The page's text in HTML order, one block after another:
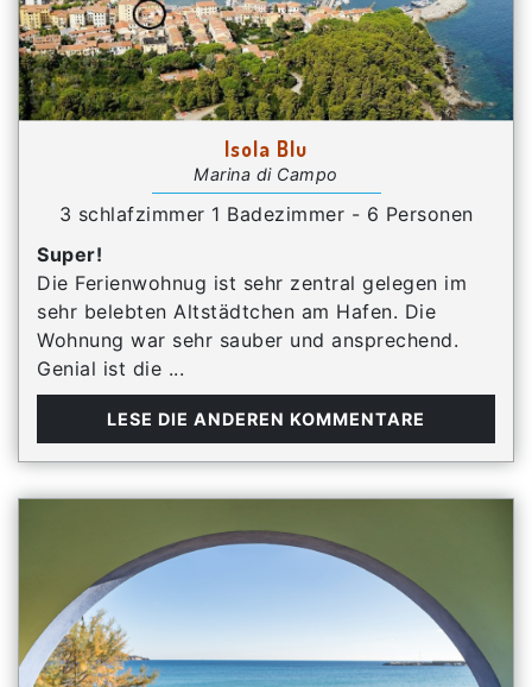
Isola Blu
Marina di Campo
3 schlafzimmer 1 Badezimmer - 6 Personen
Super!
Die Ferienwohnug ist sehr zentral gelegen im
sehr belebten Altstädtchen am Hafen. Die
Wohnung war sehr sauber und ansprechend.
Genial ist die ...
LESE DIE ANDEREN KOMMENTARE